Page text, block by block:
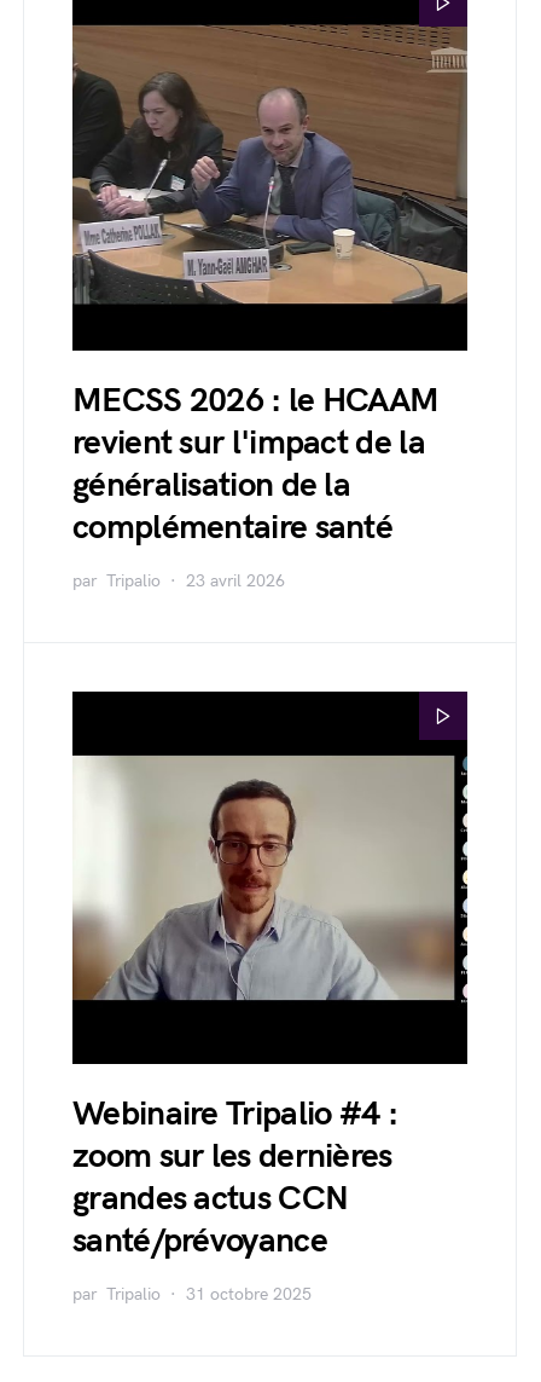
MECSS 2026 : le HCAAM
revient sur l'impact de la
généralisation de la
complémentaire santé
par Tripalio 23 avril 2026
Webinaire Tripalio #4 :
zoom sur les dernières
grandes actus CCN
santé/prévoyance
par Tripalio 31 octobre 2025